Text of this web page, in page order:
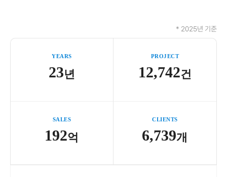
* 2025년 기준
YEARS
23년
PROJECT
12,742건
SALES
192억
CLIENTS
6,739개